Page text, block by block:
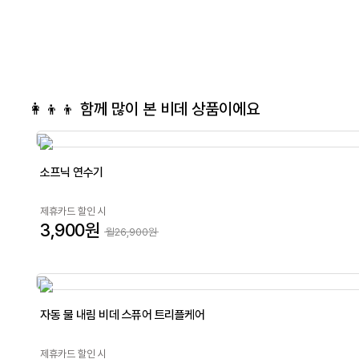
👩‍👦‍👦 함께 많이 본 비데 상품이에요
소프닉 연수기
제휴카드 할인 시
3,900원 월26,900원
자동 물 내림 비데 스퓨어 트리플케어
제휴카드 할인 시